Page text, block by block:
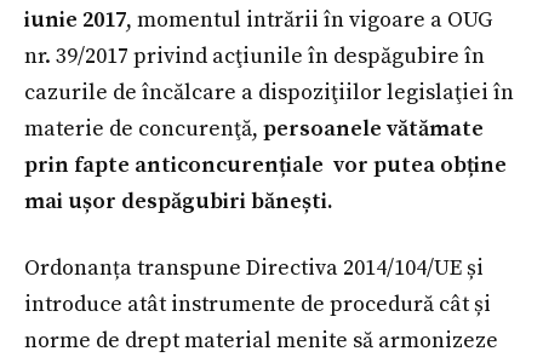
iunie 2017, momentul intrării în vigoare a OUG
nr. 39/2017 privind acţiunile în despăgubire în
cazurile de încălcare a dispoziţiilor legislaţiei în
materie de concurenţă, persoanele vătămate
prin fapte anticoncurențiale vor putea obține
mai ușor despăgubiri bănești.
Ordonanța transpune Directiva 2014/104/UE și
introduce atât instrumente de procedură cât și
norme de drept material menite să armonizeze